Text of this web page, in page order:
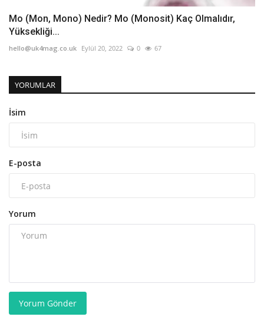
Mo (Mon, Mono) Nedir? Mo (Monosit) Kaç Olmalıdır,
Yüksekliği...
hello@uk4mag.co.uk Eylül 20, 2022 0 67
YORUMLAR
İsim
E-posta
Yorum
Yorum Gönder